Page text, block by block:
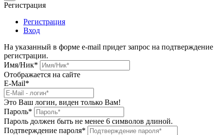
Регистрация
Регистрация
Вход
На указанный в форме e-mail придет запрос на подтверждение
регистрации.
Имя/Ник*
Отображается на сайте
E-Mail*
Это Ваш логин, виден только Вам!
Пароль*
Пароль должен быть не менее 6 символов длиной.
Подтверждение пароля*